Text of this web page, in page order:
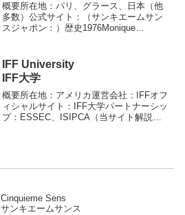
概要所在地：パリ、グラース、日本（他
多数）公式サイト：（サンキエームサン
スジャポン：）歴史1976Monique
によりサンキエームサンスジャポンが
誕...
IFF University
IFF大学
概要所在地：アメリカ運営会社：IFFオフ
ィシャルサイト：IFF大学パートナーシッ
プ：ESSEC、ISIPCA（当サイト解説は
Cinquieme Sens
サンキエームサンス